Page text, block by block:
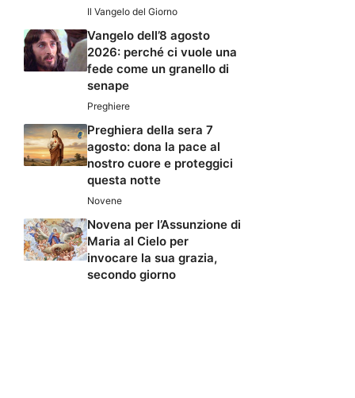
Il Vangelo del Giorno
Vangelo dell’8 agosto
2026: perché ci vuole una
fede come un granello di
senape
Preghiere
Preghiera della sera 7
agosto: dona la pace al
nostro cuore e proteggici
questa notte
Novene
Novena per l’Assunzione di
Maria al Cielo per
invocare la sua grazia,
secondo giorno